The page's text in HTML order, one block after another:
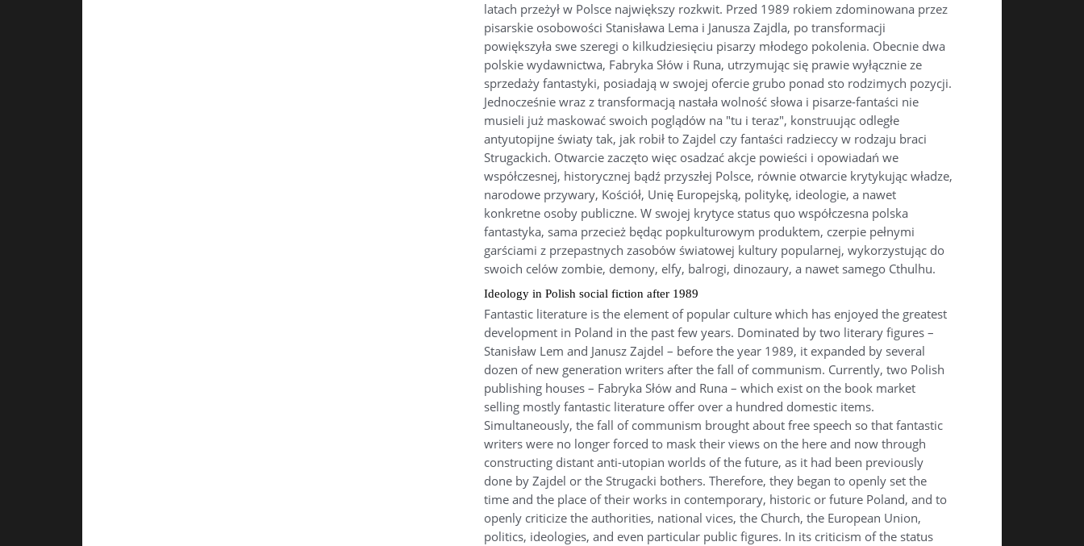
latach przeżył w Polsce największy rozkwit. Przed 1989 rokiem zdominowana przez
pisarskie osobowości Stanisława Lema i Janusza Zajdla, po transformacji
powiększyła swe szeregi o kilkudziesięciu pisarzy młodego pokolenia. Obecnie dwa
polskie wydawnictwa, Fabryka Słów i Runa, utrzymując się prawie wyłącznie ze
sprzedaży fantastyki, posiadają w swojej ofercie grubo ponad sto rodzimych pozycji.
Jednocześnie wraz z transformacją nastała wolność słowa i pisarze-fantaści nie
musieli już maskować swoich poglądów na "tu i teraz", konstruując odległe
antyutopijne światy tak, jak robił to Zajdel czy fantaści radzieccy w rodzaju braci
Strugackich. Otwarcie zaczęto więc osadzać akcje powieści i opowiadań we
współczesnej, historycznej bądź przyszłej Polsce, równie otwarcie krytykując władze,
narodowe przywary, Kościół, Unię Europejską, politykę, ideologie, a nawet
konkretne osoby publiczne. W swojej krytyce status quo współczesna polska
fantastyka, sama przecież będąc popkulturowym produktem, czerpie pełnymi
garściami z przepastnych zasobów światowej kultury popularnej, wykorzystując do
swoich celów zombie, demony, elfy, balrogi, dinozaury, a nawet samego Cthulhu.
Ideology in Polish social fiction after 1989
Fantastic literature is the element of popular culture which has enjoyed the greatest
development in Poland in the past few years. Dominated by two literary figures –
Stanisław Lem and Janusz Zajdel – before the year 1989, it expanded by several
dozen of new generation writers after the fall of communism. Currently, two Polish
publishing houses – Fabryka Słów and Runa – which exist on the book market
selling mostly fantastic literature offer over a hundred domestic items.
Simultaneously, the fall of communism brought about free speech so that fantastic
writers were no longer forced to mask their views on the here and now through
constructing distant anti-utopian worlds of the future, as it had been previously
done by Zajdel or the Strugacki bothers. Therefore, they began to openly set the
time and the place of their works in contemporary, historic or future Poland, and to
openly criticize the authorities, national vices, the Church, the European Union,
politics, ideologies, and even particular public figures. In its criticism of the status